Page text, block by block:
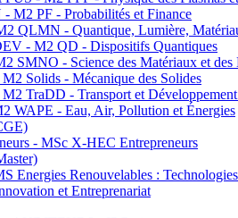
M2 PF - Probabilités et Finance
QLMN - Quantique, Lumière,
- M2 QD - Dispositifs Quantiques
SMNO - Science des Matériaux et des
Solids - Mécanique des Solides
TraDD - Transport et
WAPE - Eau, Air, Pollution et Énergies
- MSc X-HEC Entrepreneurs
Energies Renouvelables :
et Entreprenariat